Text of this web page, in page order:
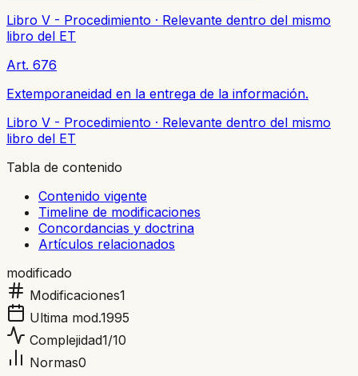
Libro V - Procedimiento · Relevante dentro del mismo
libro del ET
Art. 676
Extemporaneidad en la entrega de la información.
Libro V - Procedimiento · Relevante dentro del mismo
libro del ET
Tabla de contenido
Contenido vigente
Timeline de modificaciones
Concordancias y doctrina
Artículos relacionados
modificado
Modificaciones1
Ultima mod.1995
Complejidad1/10
Normas0